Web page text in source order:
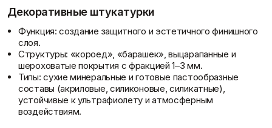
Декоративные штукатурки
Функция: создание защитного и эстетичного финишного
слоя.
Структуры: «короед», «барашек», выцарапанные и
шероховатые покрытия с фракцией 1–3 мм.
Типы: сухие минеральные и готовые пастообразные
составы (акриловые, силиконовые, силикатные),
устойчивые к ультрафиолету и атмосферным
воздействиям.